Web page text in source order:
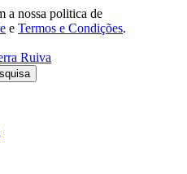
a nossa politica de
e Termos e Condições.